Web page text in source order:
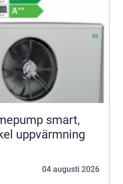
smart,
uppvärmning
04 augusti 2026